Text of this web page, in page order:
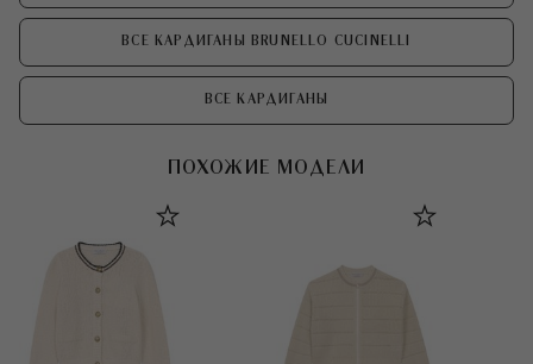
ВСЕ КАРДИГАНЫ BRUNELLO CUCINELLI
ВСЕ КАРДИГАНЫ
ПОХОЖИЕ МОДЕЛИ